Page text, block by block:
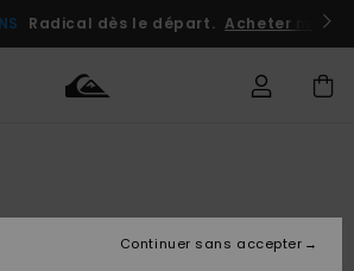
Radical dès le départ. Acheter
Continuer sans accepter